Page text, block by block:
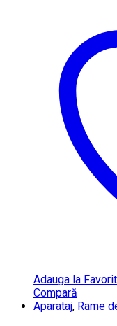
Adauga la
Compară
Aparataj, Rame